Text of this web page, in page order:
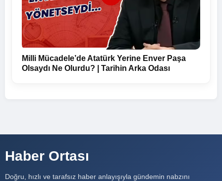
Milli Mücadele’de Atatürk Yerine Enver Paşa
Olsaydı Ne Olurdu? | Tarihin Arka Odası
Haber Ortası
Doğru, hızlı ve tarafsız haber anlayışıyla gündemin nabzını